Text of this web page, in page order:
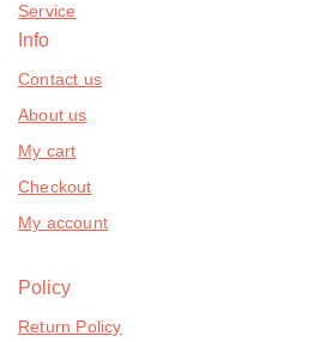
Service
Info
Contact us
About us
My cart
Checkout
My account
Policy
Return Policy